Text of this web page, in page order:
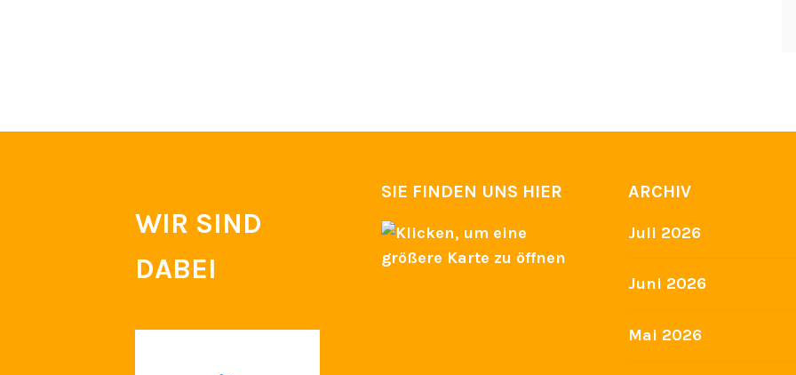
WIR SIND
DABEI
SIE FINDEN UNS HIER ARCHIV
Juli 2026
Juni 2026
Mai 2026